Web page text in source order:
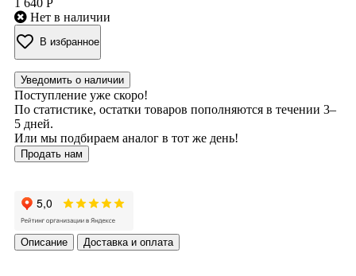
Нет в наличии
В избранное
Уведомить о наличии
Поступление уже скоро!
По статистике, остатки товаров пополняются в течении 3–
5 дней.
Или мы подбираем аналог в тот же день!
Продать нам
Описание Доставка и оплата